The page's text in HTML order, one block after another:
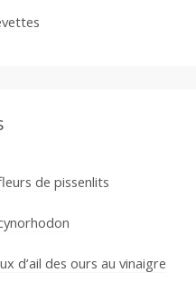
de pissenlits
d’ail des ours au vinaigre